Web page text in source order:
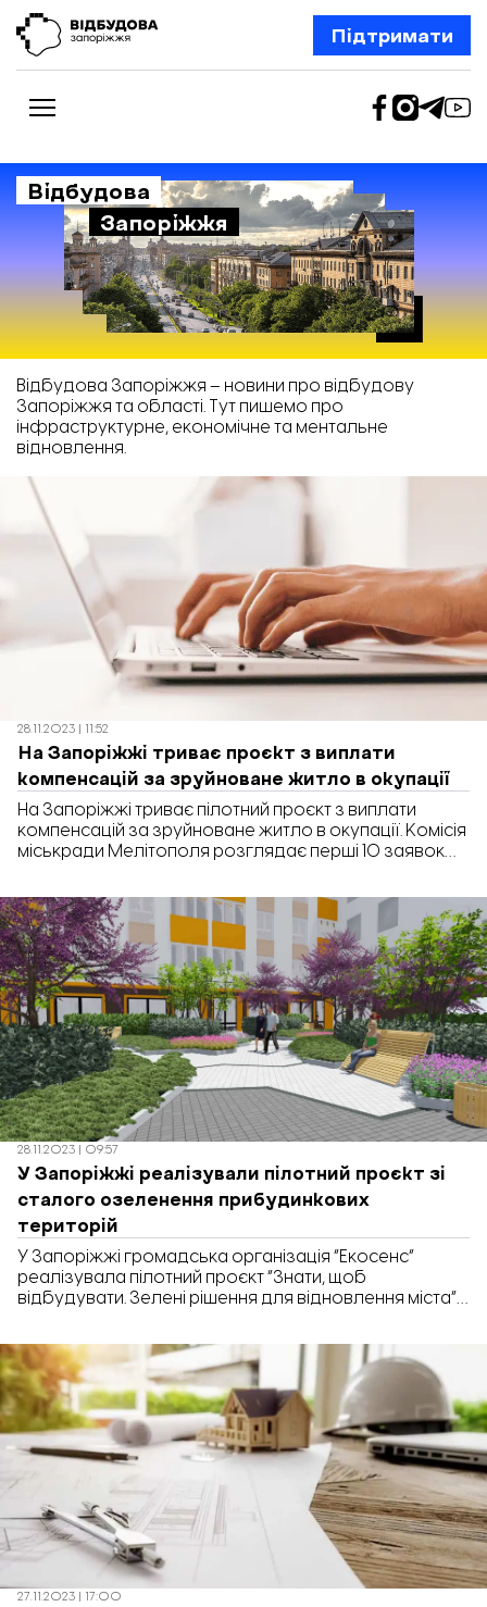
Підтримати
Новини
Відбудова Запоріжжя
Ексклюзив
Бізнес
Шлях додому
Відбудова. Життя
Про нас
Редакційна політика
Відбудова
Запоріжжя
Відбудова Запоріжжя – новини про відбудову
Запоріжжя та області. Тут пишемо про
інфраструктурне, економічне та ментальне
відновлення.
28.11.2023 | 11:52
На Запоріжжі триває проєкт з виплати
компенсацій за зруйноване житло в окупації
На Запоріжжі триває пілотний проєкт з виплати
компенсацій за зруйноване житло в окупації. Комісія
міськради Мелітополя розглядає перші 10 заявок
окупованого міста. Про це повідомив мер
Мелітополя Іван Федоров в ефірі телемарафону.
“Мелітополь продовжує опрацьовувати урядовий
проєкт єВідновлення з виплати компенсацій за
зруйноване житло, яке знаходиться в окупації.
Довести факт […]
28.11.2023 | 09:57
У Запоріжжі реалізували пілотний проєкт зі
сталого озеленення прибудинкових
територій
У Запоріжжі громадська організація “Екосенс”
реалізувала пілотний проєкт “Знати, щоб
відбудувати. Зелені рішення для відновлення міста”
розробила навчальні матеріали для мешканців
багатоповерхівок. Про це “Відбудові. Запоріжжя”
повідомила ГО “Екосенс”. Так, в рамках проєкту для
запоріжців провели лекції про правила
благоустрою, проєктування і зонування дворів як
громадських просторів та озеленення […]
27.11.2023 | 17:00